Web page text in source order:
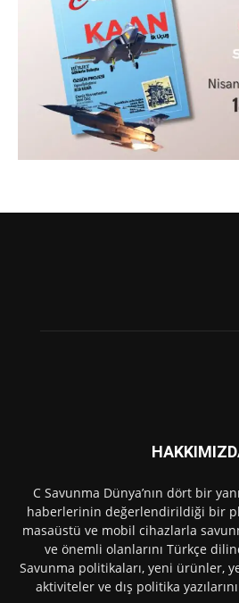
C Savunma Dünya’nın dört bir
haberlerinin değerlendirildiği bir
masaüstü ve mobil cihazlarla
ve önemli olanlarını Türkçe
Savunma politikaları, yeni ürünler,
aktiviteler ve dış politika